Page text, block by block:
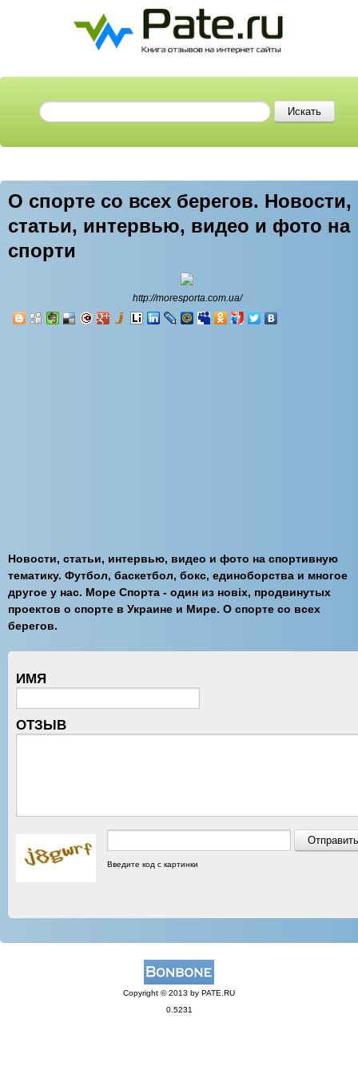
О спорте со всех берегов. Новости,
статьи, интервью, видео и фото на
спорти
http://moresporta.com.ua/
Новости, статьи, интервью, видео и фото на спортивную
тематику. Футбол, баскетбол, бокс, единоборства и многое
другое у нас. Море Спорта - один из новiх, продвинутых
проектов о спорте в Украине и Мире. О спорте со всех
берегов.
ИМЯ
ОТЗЫВ
Введите код с картинки
Copyright © 2013 by PATE.RU
0.5231